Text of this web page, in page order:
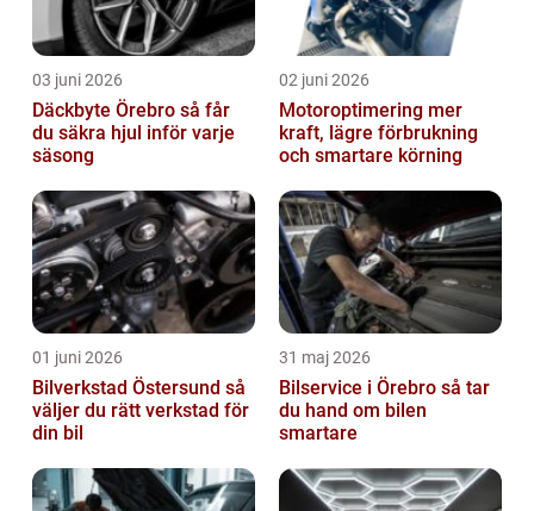
03 juni 2026
Däckbyte Örebro så får
du säkra hjul inför varje
säsong
02 juni 2026
Motoroptimering mer
kraft, lägre förbrukning
och smartare körning
01 juni 2026
Bilverkstad Östersund så
väljer du rätt verkstad för
din bil
31 maj 2026
Bilservice i Örebro så tar
du hand om bilen
smartare